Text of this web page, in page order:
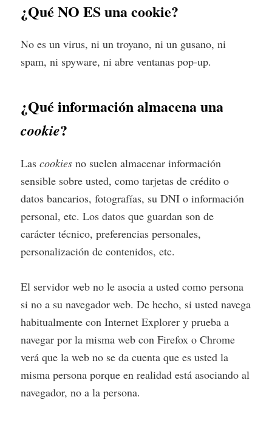
¿Qué NO ES una cookie?
No es un virus, ni un troyano, ni un gusano, ni
spam, ni spyware, ni abre ventanas pop-up.
¿Qué información almacena una
cookie?
Lascookies no suelen almacenar información
sensible sobre usted, como tarjetas de crédito o
datos bancarios, fotografías, su DNI o información
personal, etc. Los datos que guardan son de
carácter técnico, preferencias personales,
personalización de contenidos, etc.
El servidor web no le asocia a usted como persona
si no a su navegador web. De hecho, si usted navega
habitualmente con Internet Explorer y prueba a
navegar por la misma web con Firefox o Chrome
verá que la web no se da cuenta que es usted la
misma persona porque en realidad está asociando al
navegador, no a la persona.